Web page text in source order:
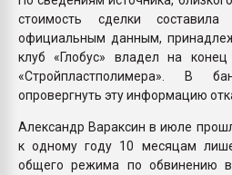
стоимость сделки
официальным данным,
клуб «Глобус» владел на
«Стройпластполимера». В
опровергнуть эту информацию
Александр Вараксин в июле
к одному году 10 месяцам
общего режима по обвинению в